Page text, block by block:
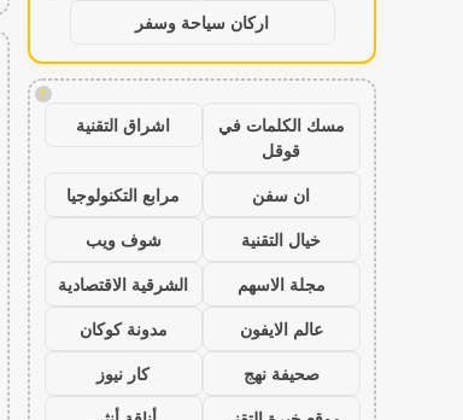
اركان سياحة وسفر
!
مسك الكلمات في
قوقل
اشراق التقنية
ان سفن
مرابع التكنولوجيا
خيال التقنية
شوف ويب
مجلة الاسهم
الشرقية الاقتصادية
عالم الايفون
مدونة كوكان
صحيفة نهج
كار نيوز